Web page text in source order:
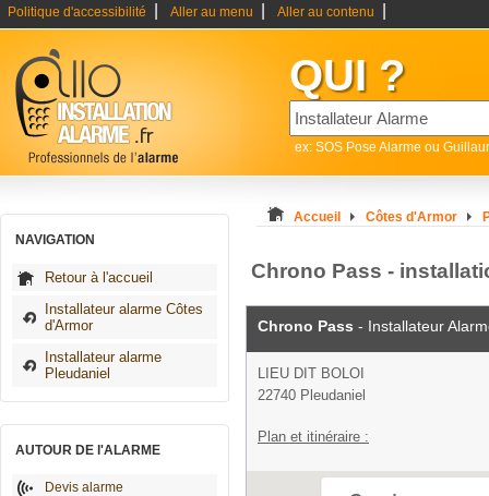
Politique d'accessibilité Aller au menu Aller au contenu
QUI ?
ex: SOS Pose Alarme ou
NAVIGATION
Retour à l'accueil
Installateur alarme Côtes
d'Armor
Installateur alarme
Pleudaniel
AUTOUR DE l'ALARME
Devis alarme
Accueil Côtes d'Armor
Chrono Pass -
Chrono Pass - Installateur
LIEU DIT BOLOI
22740 Pleudaniel
Plan et itinéraire :